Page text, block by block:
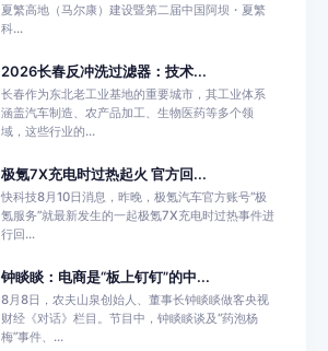
夏繁高地（马尔康）建设暨第二届中国阿坝・夏繁
科...
2026长春反冲洗过滤器：技术...
长春作为东北老工业基地的重要城市，其工业体系
涵盖汽车制造、农产品加工、生物医药等多个领
域，这些行业的...
极氪7X充电时过热起火 官方回...
快科技8月10日消息，昨晚，极氪汽车官方账号“极
氪服务”就最新发生的一起极氪7X充电时过热事件进
行回...
钟睒睒：电商是“板上钉钉”的中...
8月8日，农夫山泉创始人、董事长钟睒睒做客央视
财经《对话》栏目。节目中，钟睒睒谈及“药泡杨
梅”事件、...